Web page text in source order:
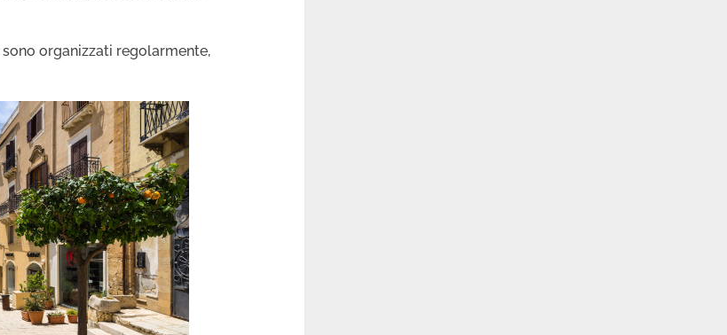
sono organizzati regolarmente,